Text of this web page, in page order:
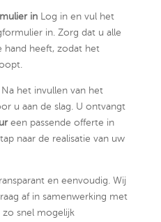
inLog in en vul het
in. Zorg dat u alle
hand heeft, zodat het
het invullen van het
u aan de slag. U ontvangt
een passende offerte in
naar de realisatie van uw
en eenvoudig. Wij
af in samenwerking met
snel mogelijk